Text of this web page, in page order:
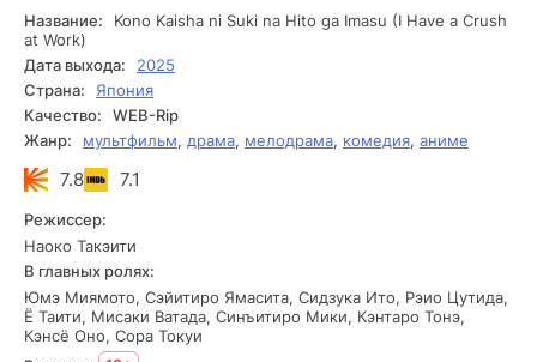
зрителя в состоянии постоянной догадки: кому можно
доверять, а кто готов предать. Яркие диалоги и
динамичные сюжетные повороты подчеркивают сложные
межличностные отношения и моральные дилеммы, делая
просмотр поистине увлекательным и захватывающим.
Название:
Kono Kaisha ni Suki na Hito ga Imasu (I Have a Crush
at Work)
Дата выхода:
2025
Страна:
Япония
Качество:
WEB-Rip
Жанр:
мультфильм, драма, мелодрама, комедия, аниме
7.8 7.1
Режиссер:
Наоко Такэити
В главных ролях:
Юмэ Миямото, Сэйитиро Ямасита, Сидзука Ито, Рэио Цутида,
Ё Таити, Мисаки Ватада, Синъитиро Мики, Кэнтаро Тонэ,
Кэнсё Оно, Сора Токуи